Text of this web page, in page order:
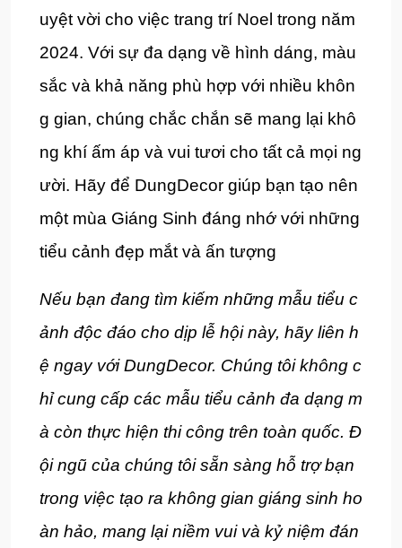
uyệt vời cho việc trang trí Noel trong năm
2024. Với sự đa dạng về hình dáng, màu
sắc và khả năng phù hợp với nhiều khôn
g gian, chúng chắc chắn sẽ mang lại khô
ng khí ấm áp và vui tươi cho tất cả mọi ng
ười. Hãy để DungDecor giúp bạn tạo nên
một mùa Giáng Sinh đáng nhớ với những
tiểu cảnh đẹp mắt và ấn tượng
Nếu bạn đang tìm kiếm những mẫu tiểu c
ảnh độc đáo cho dịp lễ hội này, hãy liên h
ệ ngay với DungDecor. Chúng tôi không c
hỉ cung cấp các mẫu tiểu cảnh đa dạng m
à còn thực hiện thi công trên toàn quốc. Đ
ội ngũ của chúng tôi sẵn sàng hỗ trợ bạn
trong việc tạo ra không gian giáng sinh ho
àn hảo, mang lại niềm vui và kỷ niệm đán